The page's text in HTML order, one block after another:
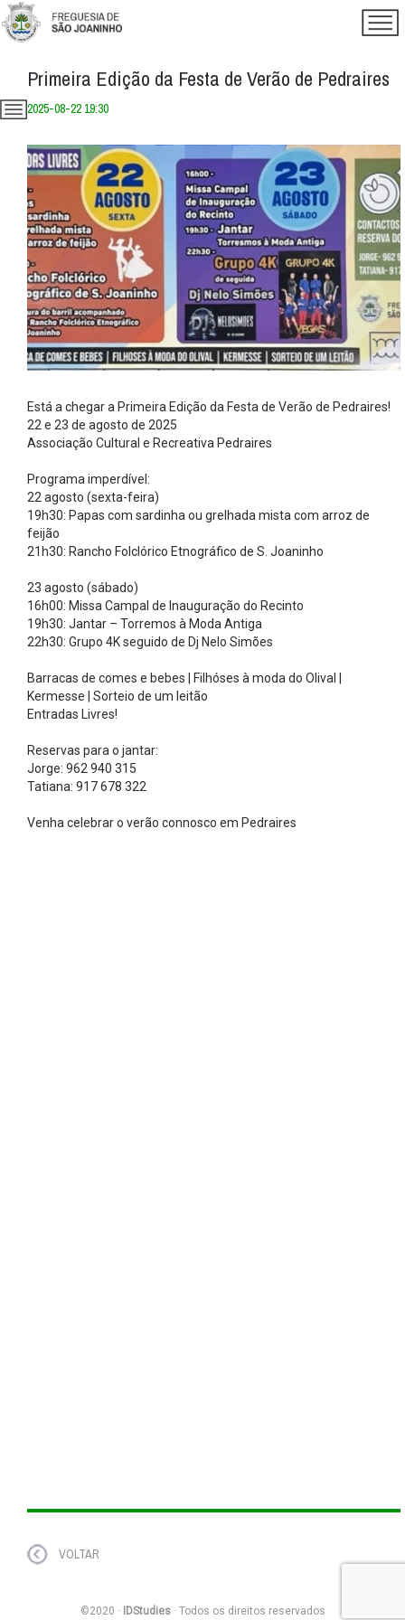
Primeira Edição da Festa de Verão de Pedraires
2025-08-22 19:30
Está a chegar a Primeira Edição da Festa de Verão de Pedraires!
22 e 23 de agosto de 2025
Associação Cultural e Recreativa Pedraires
Programa imperdível:
22 agosto (sexta-feira)
19h30: Papas com sardinha ou grelhada mista com arroz de
feijão
21h30: Rancho Folclórico Etnográfico de S. Joaninho
23 agosto (sábado)
16h00: Missa Campal de Inauguração do Recinto
19h30: Jantar – Torremos à Moda Antiga
22h30: Grupo 4K seguido de Dj Nelo Simões
Barracas de comes e bebes | Filhóses à moda do Olival |
Kermesse | Sorteio de um leitão
Entradas Livres!
Reservas para o jantar:
Jorge: 962 940 315
Tatiana: 917 678 322
Venha celebrar o verão connosco em Pedraires
VOLTAR
©2020 · IDStudies· Todos os direitos reservados